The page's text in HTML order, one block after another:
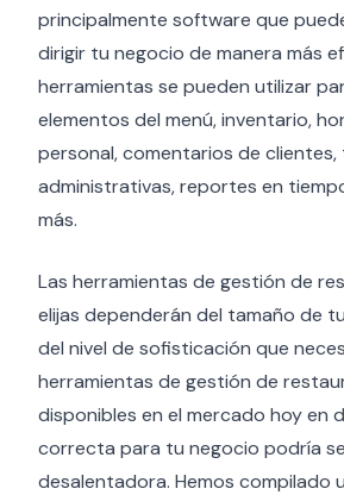
principalmente software que
dirigir tu negocio de manera más
herramientas se pueden utilizar
elementos del menú, inventario,
personal, comentarios de clientes,
administrativas, reportes en
más.
Las herramientas de gestión de
elijas dependerán del tamaño de
del nivel de sofisticación que
herramientas de gestión de
disponibles en el mercado hoy en
correcta para tu negocio podría
desalentadora. Hemos compilado